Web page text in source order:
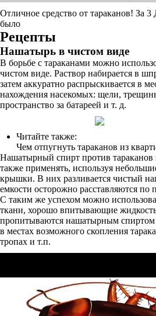
Отличное средство от тараканов! За
было
Рецепты
Нашатырь в чистом виде
В борьбе с тараканами можно
чистом виде. Раствор набирается в
затем аккуратно распрыскивается в
нахождения насекомых: щели,
пространство за батареей и т. д.
Читайте также:
Чем отпугнуть тараканов из
Нашатырный спирт против
также применять, используя
крышки. В них разливается чистый
емкости осторожно расставляются по
С таким же успехом можно
ткани, хорошо впитывающие
пропитываются нашатырным спиртом
в местах возможного скопления
тропах и т.п.